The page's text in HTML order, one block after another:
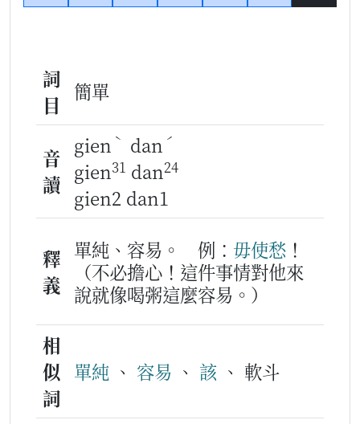
詞
目
簡單
音
讀
gien ˋ dan ˊ
gien31 dan24
gien2 dan1
釋
義
單純、容易。 例： 毋使愁 ！
（不必擔心！這件事情對他來
說就像喝粥這麼容易。）
相
似
詞
單純 、 容易 、 該 、 軟斗